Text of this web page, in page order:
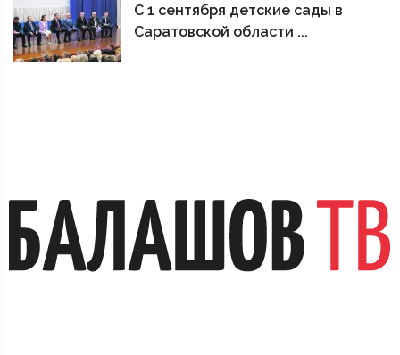
С 1 сентября детские сады в
Саратовской области ...